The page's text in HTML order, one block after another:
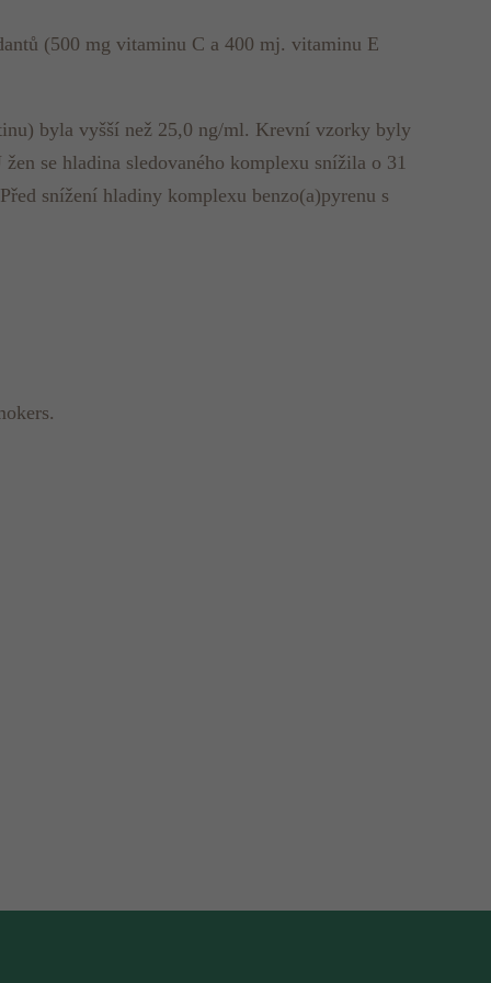
(500 mg vitaminu C a 400 mj. vitaminu E
byla vyšší než 25,0 ng/ml. Krevní vzorky byly
se hladina sledovaného komplexu snížila o 31
snížení hladiny komplexu benzo(a)pyrenu s